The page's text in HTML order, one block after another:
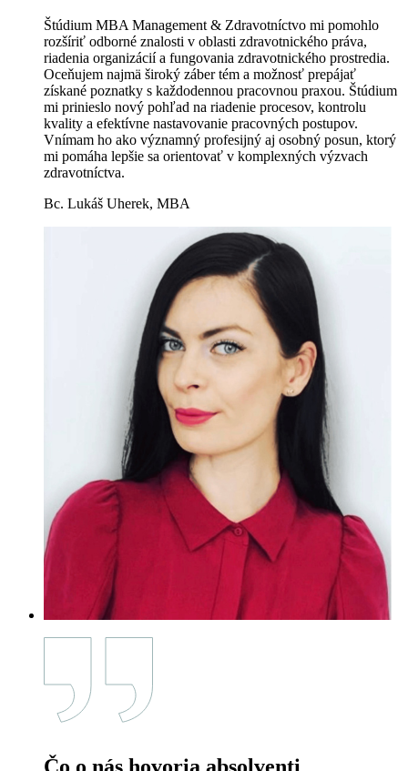
Štúdium MBA Management & Zdravotníctvo mi pomohlo
rozšíriť odborné znalosti v oblasti zdravotnického práva,
riadenia organizácií a fungovania zdravotnického prostredia.
Oceňujem najmä široký záber tém a možnosť prepájať
získané poznatky s každodennou pracovnou praxou. Štúdium
mi prinieslo nový pohľad na riadenie procesov, kontrolu
kvality a efektívne nastavovanie pracovných postupov.
Vnímam ho ako významný profesijný aj osobný posun, ktorý
mi pomáha lepšie sa orientovať v komplexných výzvach
zdravotníctva.
Bc. Lukáš Uherek, MBA
Čo o nás hovoria absolventi